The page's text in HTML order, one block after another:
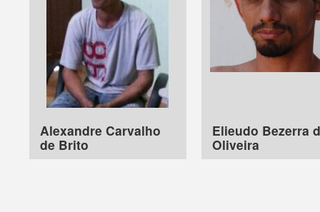
Alexandre Carvalho
de Brito
Elieudo Bezerra
Oliveira